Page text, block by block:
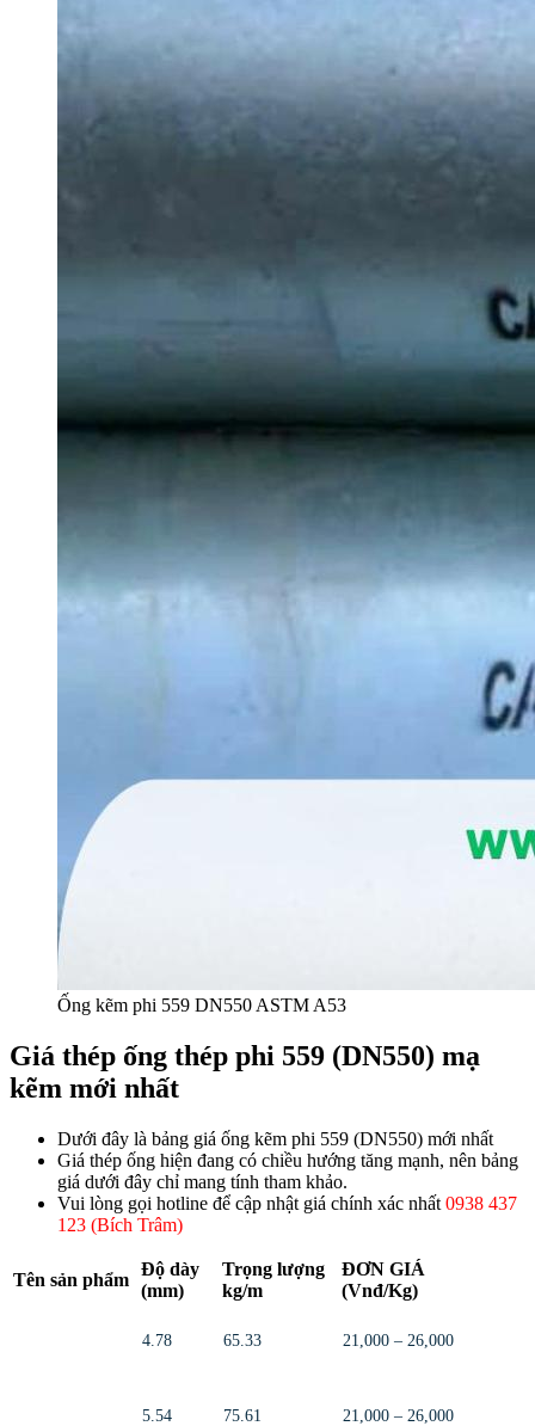
Ống kẽm phi 559 DN550 ASTM A53
Giá thép ống thép phi 559 (DN550) mạ
kẽm mới nhất
Dưới đây là bảng giá ống kẽm phi 559 (DN550) mới nhất
Giá thép ống hiện đang có chiều hướng tăng mạnh, nên bảng
giá dưới đây chỉ mang tính tham khảo.
Vui lòng gọi hotline để cập nhật giá chính xác nhất 0938 437
123 (Bích Trâm)
Tên sản phẩm
Độ dày
(mm)
Trọng lượng
kg/m
ĐƠN GIÁ
(Vnđ/Kg)
4.78 65.33 21,000 – 26,000
5.54 75.61 21,000 – 26,000